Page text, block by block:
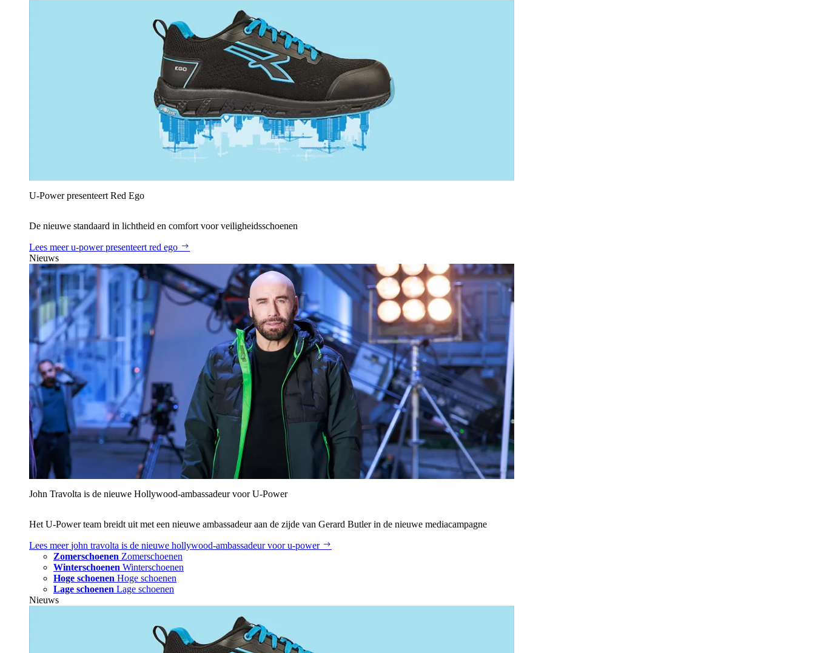
U‑Power presenteert Red Ego
De nieuwe standaard in lichtheid en comfort voor veiligheidsschoenen
Lees meeru‑power presenteert red ego
Nieuws
John Travolta is de nieuwe Hollywood-ambassadeur voor U‑Power
Het U‑Power team breidt uit met een nieuwe ambassadeur aan de zijde van Gerard Butler in de nieuwe mediacampagne
Lees meerjohn travolta is de nieuwe hollywood-ambassadeur voor u‑power
Zomerschoenen Zomerschoenen
Winterschoenen Winterschoenen
Hoge schoenen Hoge schoenen
Lage schoenen Lage schoenen
Nieuws